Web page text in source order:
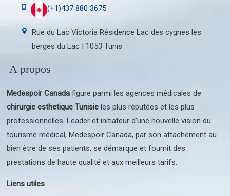
(+1)437 880 3675
Rue du Lac Victoria Résidence Lac des cygnes les
berges du Lac I 1053 Tunis
A propos
Medespoir Canada figure parmi les agences médicales de
chirurgie esthetique Tunisie les plus réputées et les plus
professionnelles. Leader et initiateur d’une nouvelle vision du
tourisme médical, Medespoir Canada, par son attachement au
bien être de ses patients, se démarque et fournit des
prestations de haute qualité et aux meilleurs tarifs.
Liens utiles